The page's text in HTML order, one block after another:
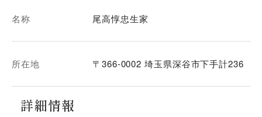
名称 尾高惇忠生家
所在地 〒366-0002 埼玉県深谷市下手計236
詳細情報